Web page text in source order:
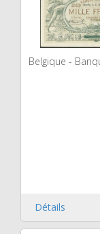
Belgique -
Détails